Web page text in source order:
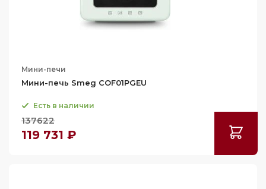
Мини-печи
Мини-печь Smeg COF01PGEU
Есть в наличии
137622
119 731 ₽